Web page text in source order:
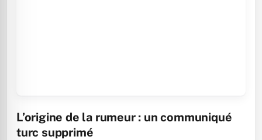
L’origine de la rumeur : un communiqué
turc supprimé